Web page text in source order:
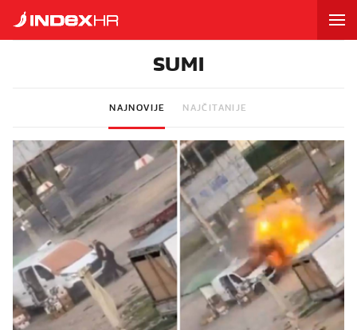
SUMI
NAJNOVIJE NAJČITANIJE